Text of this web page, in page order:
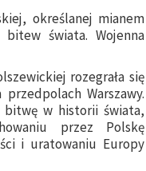
określanej mianem
świata. Wojenna
rozegrała się
Warszawy.
bitwę w historii świata,
przez Polskę
i uratowaniu Europy